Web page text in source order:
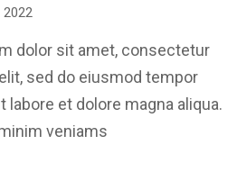
2022
dolor sit amet, consectetur
sed do eiusmod tempor
labore et dolore magna aliqua.
veniams